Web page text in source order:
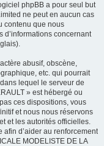
phpBB a pour seul but
ne peut en aucun cas
contenu que nous
d’informations concernant
abusif, obscène,
etc. qui pourrait
lequel le serveur de
» est hébergé ou
ces dispositions, vous
et nous nous réservons
et les autorités officielles.
afin d’aider au renforcement
MODELISTE DE LA